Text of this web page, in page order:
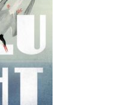
februari 2025
januari 2025
december 2024
oktober 2024
juli 2023